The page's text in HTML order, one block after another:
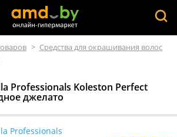
> Средства для окрашивания волос
Professionals Koleston Perfect
джелато
Professionals